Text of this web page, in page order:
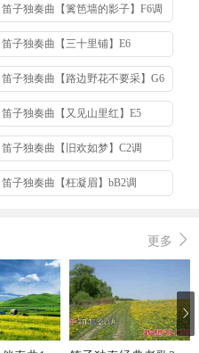
笛子独奏曲【篱笆墙的影子】F6调
笛子独奏曲【三十里铺】E6
笛子独奏曲【路边野花不要采】G6
笛子独奏曲【又见山里红】E5
笛子独奏曲【旧欢如梦】C2调
笛子独奏曲【枉凝眉】bB2调
笛子独奏曲【藕断丝连】大A5
笛子独奏曲【西部放歌】bE2
更多